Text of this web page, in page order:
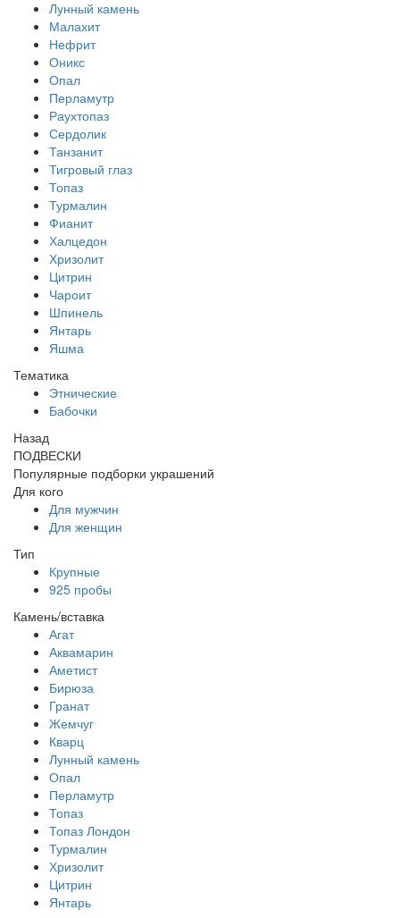
Лунный камень
Малахит
Нефрит
Оникс
Опал
Перламутр
Раухтопаз
Сердолик
Танзанит
Тигровый глаз
Топаз
Турмалин
Фианит
Халцедон
Хризолит
Цитрин
Чароит
Шпинель
Янтарь
Яшма
Тематика
Этнические
Бабочки
Назад
ПОДВЕСКИ
Популярные подборки украшений
Для кого
Для мужчин
Для женщин
Тип
Крупные
925 пробы
Камень/вставка
Агат
Аквамарин
Аметист
Бирюза
Гранат
Жемчуг
Кварц
Лунный камень
Опал
Перламутр
Топаз
Топаз Лондон
Турмалин
Хризолит
Цитрин
Янтарь